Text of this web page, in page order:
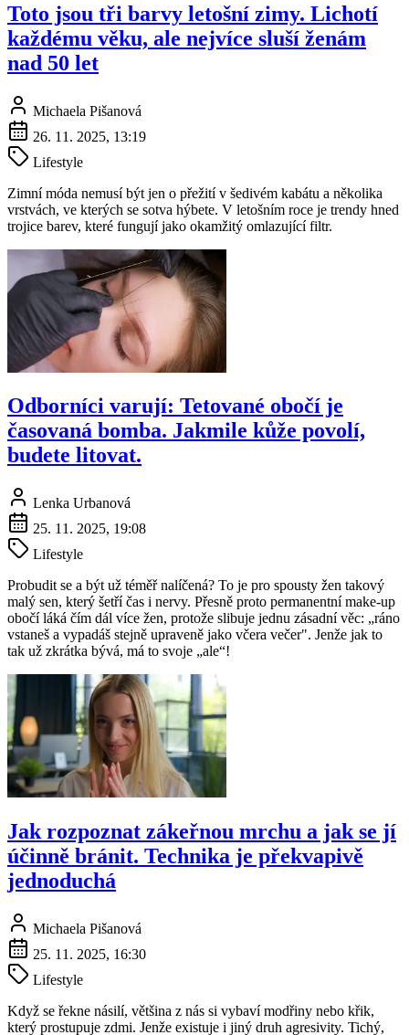
Toto jsou tři barvy letošní zimy. Lichotí
každému věku, ale nejvíce sluší ženám
nad 50 let
Michaela Pišanová
26. 11. 2025, 13:19
Lifestyle
Zimní móda nemusí být jen o přežití v šedivém kabátu a několika
vrstvách, ve kterých se sotva hýbete. V letošním roce je trendy hned
trojice barev, které fungují jako okamžitý omlazující filtr.
Odborníci varují: Tetované obočí je
časovaná bomba. Jakmile kůže povolí,
budete litovat.
Lenka Urbanová
25. 11. 2025, 19:08
Lifestyle
Probudit se a být už téměř nalíčená? To je pro spousty žen takový
malý sen, který šetří čas i nervy. Přesně proto permanentní make-up
obočí láká čím dál více žen, protože slibuje jednu zásadní věc: „ráno
vstaneš a vypadáš stejně upraveně jako včera večer". Jenže jak to
tak už zkrátka bývá, má to svoje „ale“!
Jak rozpoznat zákeřnou mrchu a jak se jí
účinně bránit. Technika je překvapivě
jednoduchá
Michaela Pišanová
25. 11. 2025, 16:30
Lifestyle
Když se řekne násilí, většina z nás si vybaví modřiny nebo křik,
který prostupuje zdmi. Jenže existuje i jiný druh agresivity. Tichý,